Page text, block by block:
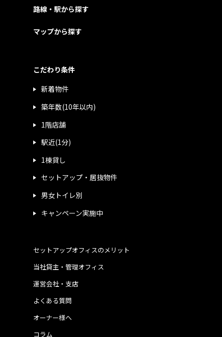
路線・駅から探す
マップから探す
こだわり条件
新着物件
築年数(10年以内)
1階店舗
駅近(1分)
1棟貸し
セットアップ・居抜物件
男女トイレ別
キャンペーン実施中
運営会社・支店
よくある質問
当社貸主・管理オフィス
オーナー様へ
コラム
セットアップオフィスのメリット